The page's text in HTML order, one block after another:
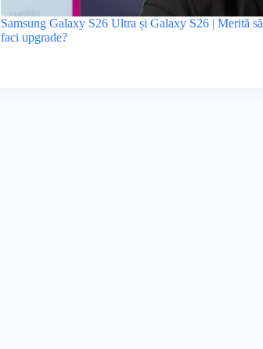
Samsung Galaxy S26 Ultra și Galaxy S26 | Merită să
faci upgrade?